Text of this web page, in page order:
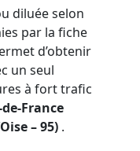
diluée selon
par la fiche
d’obtenir
un seul
à fort trafic
France
– 95) .